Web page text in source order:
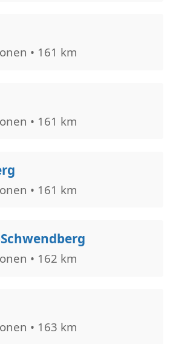
• 161 km
• 161 km
• 161 km
• 162 km
• 163 km